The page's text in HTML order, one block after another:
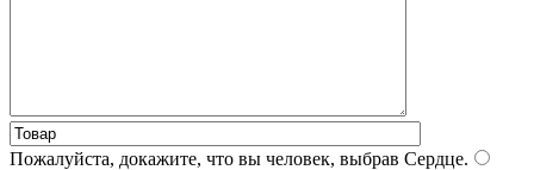
Пожалуйста, докажите, что вы человек, выбрав Сердце.